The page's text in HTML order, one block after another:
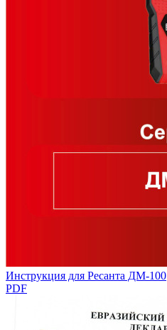
Инструкция для Ресанта ДМ-100
PDF